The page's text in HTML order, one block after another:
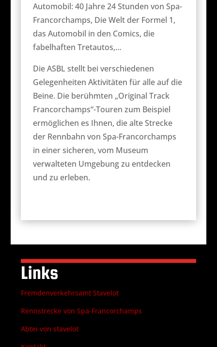
Automobil: 40 Jahre 24 Stunden von Spa-
Francorchamps, Die Welt der Formel 1,
das Automobil in den Comics, die
fabelhaften Tretautos,…
Die ASBL stellt bei verschiedenen
Gelegenheiten Aktivitäten für alle auf die
Beine. Die berühmten „Original Track
Francorchamps“-Touren zum Beispiel
ermöglichen es Ihnen, die alte Strecke
der Rennbahn von Spa-Francorchamps
in einer sicheren, vom Museum
verwalteten Umgebung zu entdecken
und zu erleben.
Links
Fremdenverkehrsamt Stavelot
Rennstrecke von Spa-Francorchamps
Abtei von stavelot